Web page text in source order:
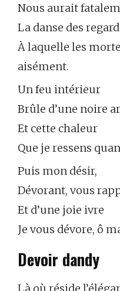
Nous aurait
La danse des
À laquelle les
aisément.
Un feu intérieur
Brûle d’une noire
Et cette chaleur
Que je ressens
Puis mon désir,
Dévorant, vous
Et d’une joie ivre
Je vous dévore, ô
Devoir dandy